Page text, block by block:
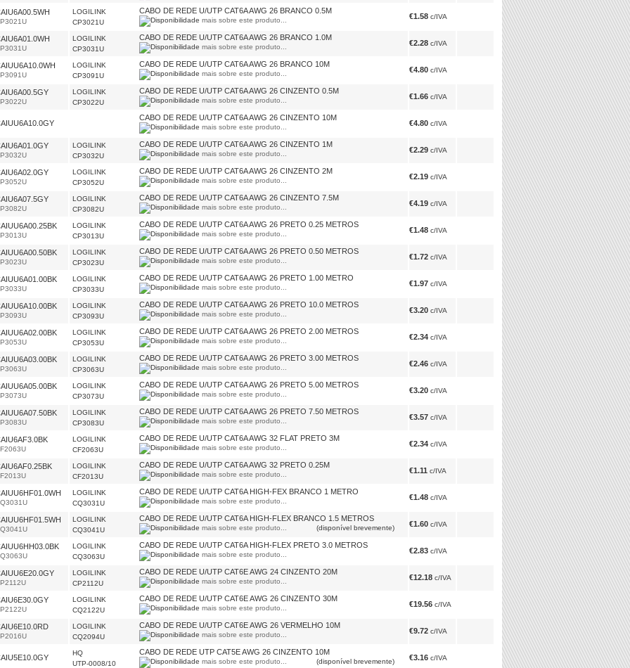
LOGILINK
CP3021U
CABO DE REDE U/UTP CAT6A AWG 26 BRANCO 0.5M
mais sobre este produto... €1.58 c/IVA
LOGILINK
CP3031U
CABO DE REDE U/UTP CAT6A AWG 26 BRANCO 1.0M
mais sobre este produto... €2.28 c/IVA
LOGILINK
CP3091U
CABO DE REDE U/UTP CAT6A AWG 26 BRANCO 10M
mais sobre este produto... €4.80 c/IVA
LOGILINK
CP3022U
CABO DE REDE U/UTP CAT6A AWG 26 CINZENTO 0.5M
mais sobre este produto... €1.66 c/IVA
CABO DE REDE U/UTP CAT6A AWG 26 CINZENTO 10M
mais sobre este produto... €4.80 c/IVA
LOGILINK
CP3032U
CABO DE REDE U/UTP CAT6A AWG 26 CINZENTO 1M
mais sobre este produto... €2.29 c/IVA
LOGILINK
CP3052U
CABO DE REDE U/UTP CAT6A AWG 26 CINZENTO 2M
mais sobre este produto... €2.19 c/IVA
LOGILINK
CP3082U
CABO DE REDE U/UTP CAT6A AWG 26 CINZENTO 7.5M
mais sobre este produto... €4.19 c/IVA
LOGILINK
CP3013U
CABO DE REDE U/UTP CAT6A AWG 26 PRETO 0.25 METROS
mais sobre este produto... €1.48 c/IVA
LOGILINK
CP3023U
CABO DE REDE U/UTP CAT6A AWG 26 PRETO 0.50 METROS
mais sobre este produto... €1.72 c/IVA
LOGILINK
CP3033U
CABO DE REDE U/UTP CAT6A AWG 26 PRETO 1.00 METRO
mais sobre este produto... €1.97 c/IVA
LOGILINK
CP3093U
CABO DE REDE U/UTP CAT6A AWG 26 PRETO 10.0 METROS
mais sobre este produto... €3.20 c/IVA
LOGILINK
CP3053U
CABO DE REDE U/UTP CAT6A AWG 26 PRETO 2.00 METROS
mais sobre este produto... €2.34 c/IVA
LOGILINK
CP3063U
CABO DE REDE U/UTP CAT6A AWG 26 PRETO 3.00 METROS
mais sobre este produto... €2.46 c/IVA
LOGILINK
CP3073U
CABO DE REDE U/UTP CAT6A AWG 26 PRETO 5.00 METROS
mais sobre este produto... €3.20 c/IVA
LOGILINK
CP3083U
CABO DE REDE U/UTP CAT6A AWG 26 PRETO 7.50 METROS
mais sobre este produto... €3.57 c/IVA
LOGILINK
CF2063U
CABO DE REDE U/UTP CAT6A AWG 32 FLAT PRETO 3M
mais sobre este produto... €2.34 c/IVA
LOGILINK
CF2013U
CABO DE REDE U/UTP CAT6A AWG 32 PRETO 0.25M
mais sobre este produto... €1.11 c/IVA
LOGILINK
CQ3031U
CABO DE REDE U/UTP CAT6A HIGH-FEX BRANCO 1 METRO
mais sobre este produto... €1.48 c/IVA
LOGILINK
CQ3041U
CABO DE REDE U/UTP CAT6A HIGH-FLEX BRANCO 1.5 METROS
mais sobre este produto... (disponível brevemente) €1.60 c/IVA
LOGILINK
CQ3063U
CABO DE REDE U/UTP CAT6A HIGH-FLEX PRETO 3.0 METROS
mais sobre este produto... €2.83 c/IVA
LOGILINK
CP2112U
CABO DE REDE U/UTP CAT6E AWG 24 CINZENTO 20M
mais sobre este produto... €12.18 c/IVA
LOGILINK
CQ2122U
CABO DE REDE U/UTP CAT6E AWG 26 CINZENTO 30M
mais sobre este produto... €19.56 c/IVA
LOGILINK
CQ2094U
CABO DE REDE U/UTP CAT6E AWG 26 VERMELHO 10M
mais sobre este produto... €9.72 c/IVA
HQ
UTP-0008/10
CABO DE REDE UTP CAT5E AWG 26 CINZENTO 10M
mais sobre este produto... (disponível brevemente) €3.16 c/IVA